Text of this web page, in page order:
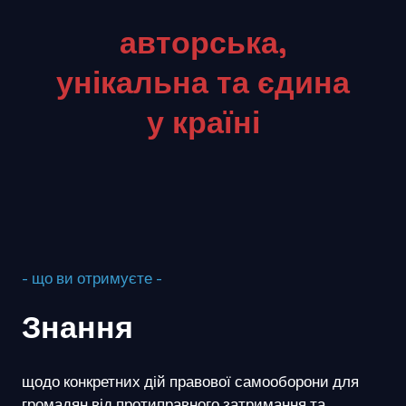
авторська,
унікальна та єдина
у країні
- що ви отримуєте -
Знання
щодо конкретних дій правової самооборони для